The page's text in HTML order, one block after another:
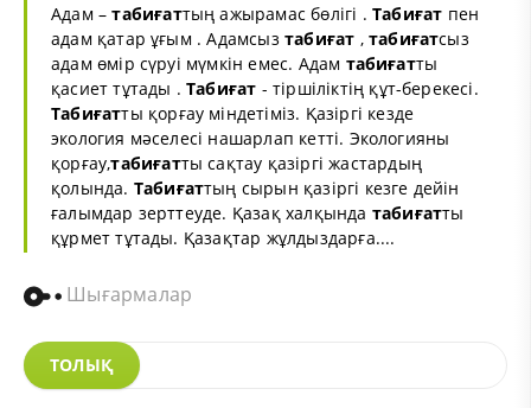
Адам –табиғаттың ажырамас бөлігі . Табиғат пен
адам қатар ұғым . Адамсыз табиғат , табиғатсыз
адам өмір сүруі мүмкін емес. Адам табиғатты
қасиет тұтады .Табиғат - тіршіліктің құт-берекесі.
Табиғатты қорғау міндетіміз. Қазіргі кезде
экология мәселесі нашарлап кетті. Экологияны
қорғау,табиғатты сақтау қазіргі жастардың
қолында. Табиғаттың сырын қазіргі кезге дейін
ғалымдар зерттеуде. Қазақ халқында табиғатты
құрмет тұтады. Қазақтар жұлдыздарға....
Шығармалар
ТОЛЫҚ